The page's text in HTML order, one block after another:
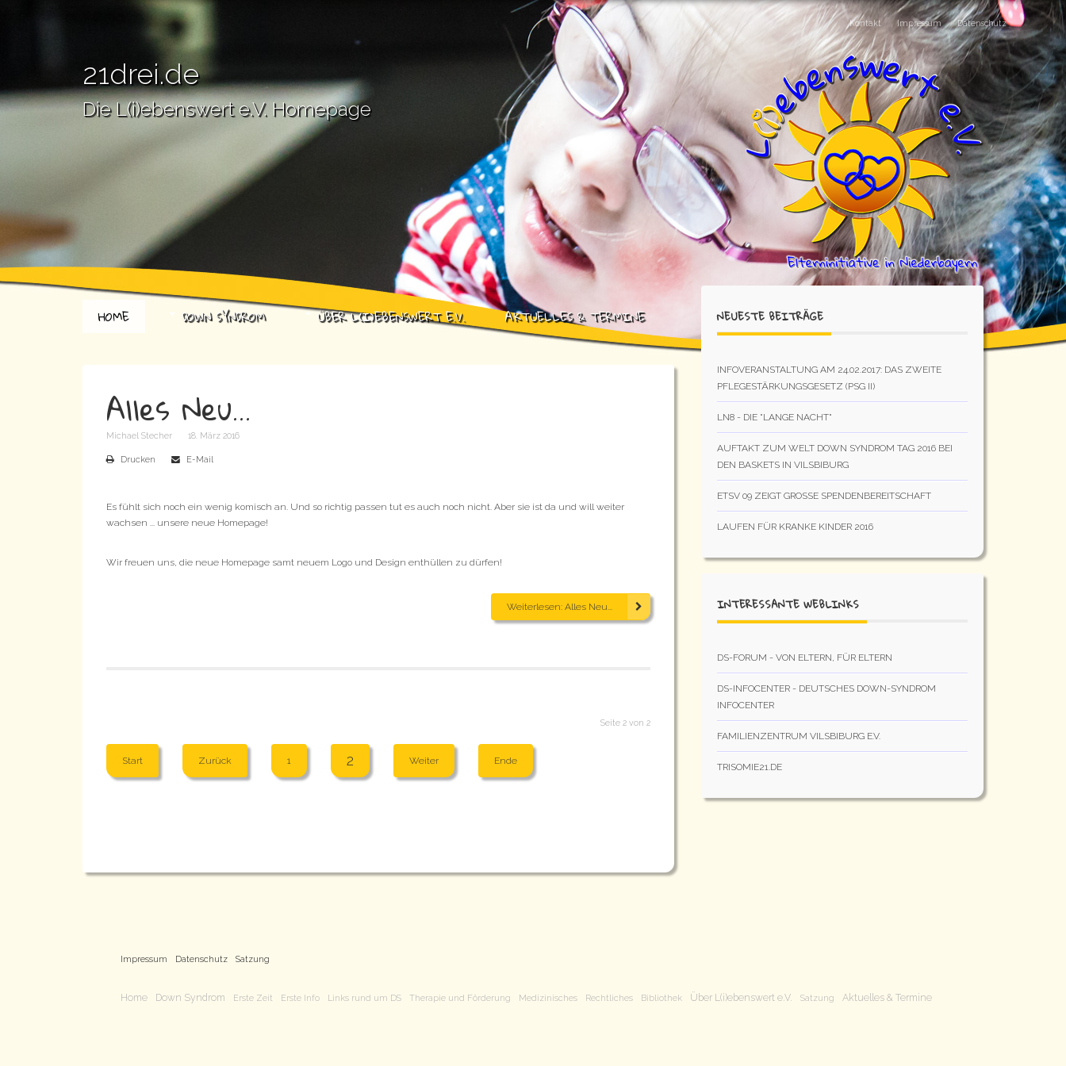
Kontakt Impressum Datenschutz
21drei.de
Die L(i)ebenswert e.V. Homepage
HOME DOWN SYNDROM ÜBER L(I)EBENSWERT E.V. AKTUELLES & TERMINE
Alles Neu...
Michael Stecher 18. März 2016
Drucken E-Mail
Es fühlt sich noch ein wenig komisch an. Und so richtig passen tut es auch noch nicht. Aber sie ist da und will weiter
wachsen ... unsere neue Homepage!
Wir freuen uns, die neue Homepage samt neuem Logo und Design enthüllen zu dürfen!
Weiterlesen: Alles Neu...
Seite 2 von 2
Start Zurück 1 2 Weiter Ende
NEUESTE BEITRÄGE
INFOVERANSTALTUNG AM 24.02.2017: DAS ZWEITE
PFLEGESTÄRKUNGSGESETZ (PSG II)
LN8 - DIE "LANGE NACHT"
AUFTAKT ZUM WELT DOWN SYNDROM TAG 2016 BEI
DEN BASKETS IN VILSBIBURG
ETSV 09 ZEIGT GROSSE SPENDENBEREITSCHAFT
LAUFEN FÜR KRANKE KINDER 2016
INTERESSANTE WEBLINKS
DS-FORUM - VON ELTERN, FÜR ELTERN
DS-INFOCENTER - DEUTSCHES DOWN-SYNDROM
INFOCENTER
FAMILIENZENTRUM VILSBIBURG E.V.
TRISOMIE21.DE
Impressum Datenschutz Satzung
Home Down Syndrom Erste Zeit Erste Info Links rund um DS Therapie und Förderung Medizinisches Rechtliches Bibliothek Über L(i)ebenswert e.V. Satzung Aktuelles & Termine